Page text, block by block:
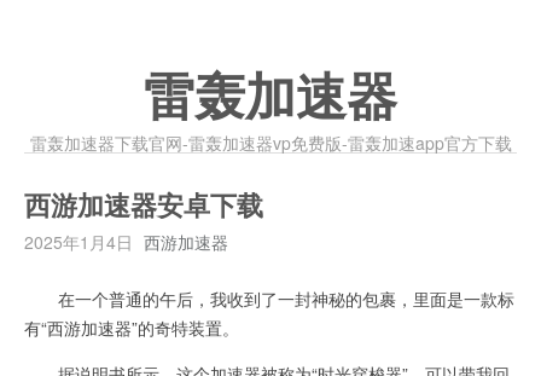
雷轰加速器
雷轰加速器下载官网-雷轰加速器vp免费版-雷轰加速app官方下载
西游加速器安卓下载
2025年1月4日 西游加速器
在一个普通的午后，我收到了一封神秘的包裹，里面是一款标
有“西游加速器”的奇特装置。